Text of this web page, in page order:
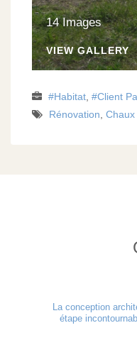
14 Images
VIEW GALLERY
Habitat,
Client
Rénovation, Chaux
La conception
étape